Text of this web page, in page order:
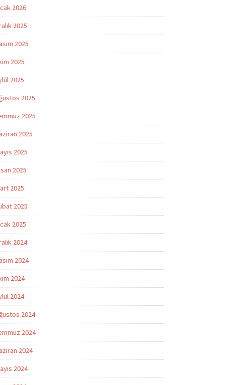
2026
2025
2025
2025
2025
2025
2025
2025
2025
2025
2025
2025
2025
2024
2024
2024
2024
2024
2024
2024
2024